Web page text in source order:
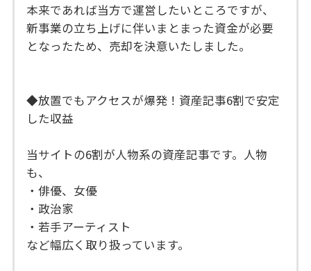
本来であれば当方で運営したいところですが、
新事業の立ち上げに伴いまとまった資金が必要
となったため、売却を決意いたしました。
◆放置でもアクセスが爆発！資産記事6割で安定
した収益
当サイトの6割が人物系の資産記事です。人物
も、
・俳優、女優
・政治家
・若手アーティスト
など幅広く取り扱っています。